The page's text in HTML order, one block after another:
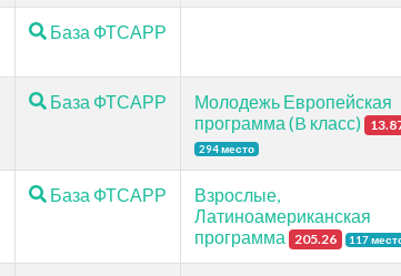
База ФТСАРР
База ФТСАРР
Молодежь Европейская
программа (B класс)
294 место
База ФТСАРР
Взрослые,
Латиноамериканская
программа 205.26 117